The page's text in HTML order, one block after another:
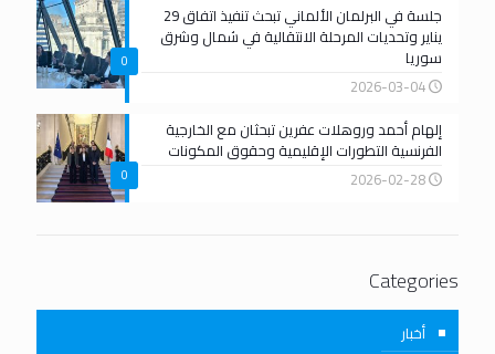
0
جلسة في البرلمان الألماني تبحث تنفيذ اتفاق 29
يناير وتحديات المرحلة الانتقالية في شمال وشرق
سوريا
2026-03-04
0
إلهام أحمد وروهلات عفرين تبحثان مع الخارجية
الفرنسية التطورات الإقليمية وحقوق المكونات
2026-02-28
Categories
أخبار